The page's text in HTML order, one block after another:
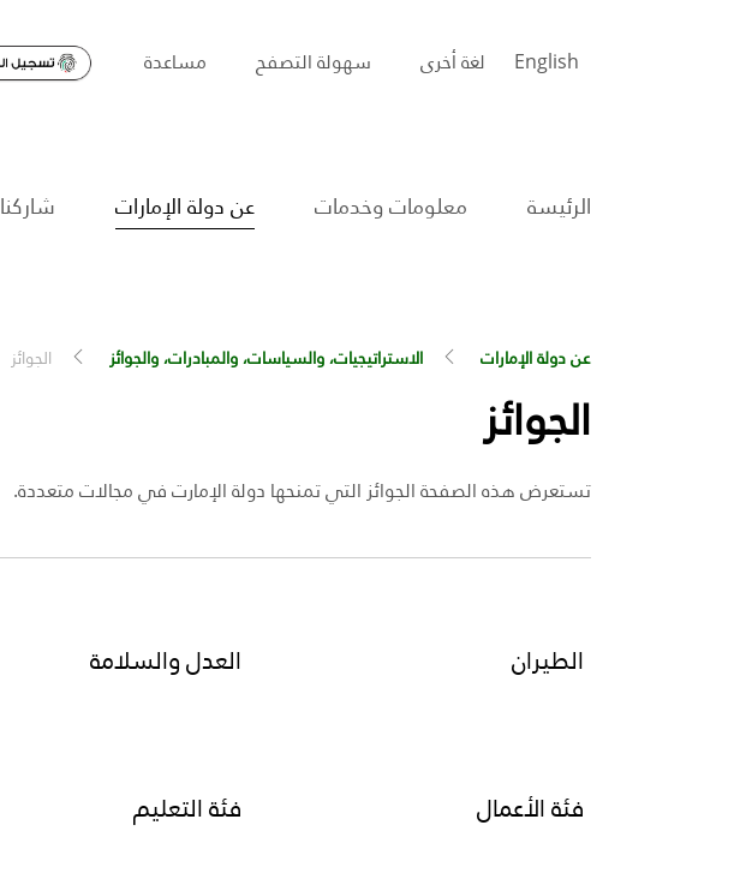
English لغة أخرى سهولة التصفح مساعدة
الرئيسة معلومات وخدمات عن دولة الإمارات شاركنا
عن دولة الإمارات الاستراتيجيات، والسياسات، والمبادرات، والجوائز الجوائز
الجوائز
تستعرض هذه الصفحة الجوائز التي تمنحها دولة الإمارت في مجالات متعددة.
الطيران العدل والسلامة
فئة الأعمال فئة التعليم